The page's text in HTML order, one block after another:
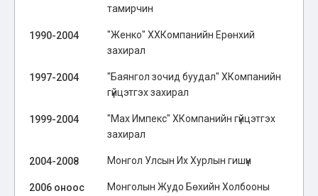
тамирчин
1990-2004
"Женко" ХХКомпанийн Ерөнхий
захирал
1997-2004
"Баянгол зочид буудал" ХКомпанийн
гүйцэтгэх захирал
1999-2004
"Мах Импекс" ХКомпанийн гүйцэтгэх
захирал
2004-2008 Монгол Улсын Их Хурлын гишүүн
2006 оноос
Монголын Жудо Бөхийн Холбооны